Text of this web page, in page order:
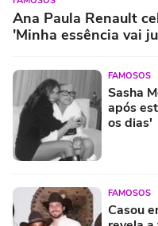
Ana Paula Renault
'Minha essência vai
FAMOSOS
Sasha
após
os dias'
FAMOSOS
Casou